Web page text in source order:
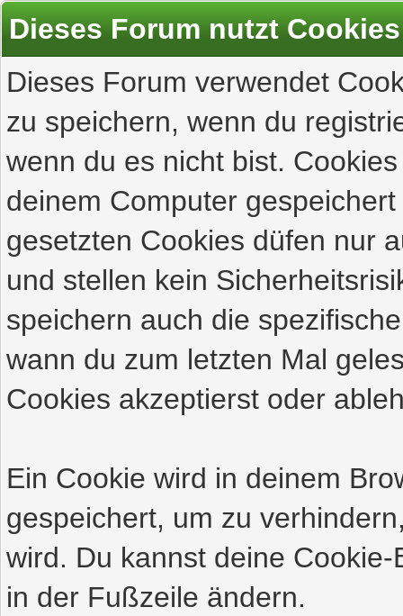
Dieses Forum nutzt Cookies
Dieses Forum verwendet
zu speichern, wenn du
wenn du es nicht bist.
deinem Computer
gesetzten Cookies düfen nur
und stellen kein
speichern auch die
wann du zum letzten Mal
Cookies akzeptierst oder
Ein Cookie wird in deinem
gespeichert, um zu
wird. Du kannst deine
in der Fußzeile ändern.